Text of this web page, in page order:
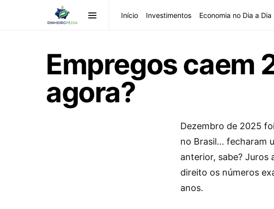
Início Investimentos Economia no Dia a Dia
Empregos caem
agora?
Dezembro de 2025
no Brasil… fecharam
anterior, sabe? Juros
direito os números
anos.